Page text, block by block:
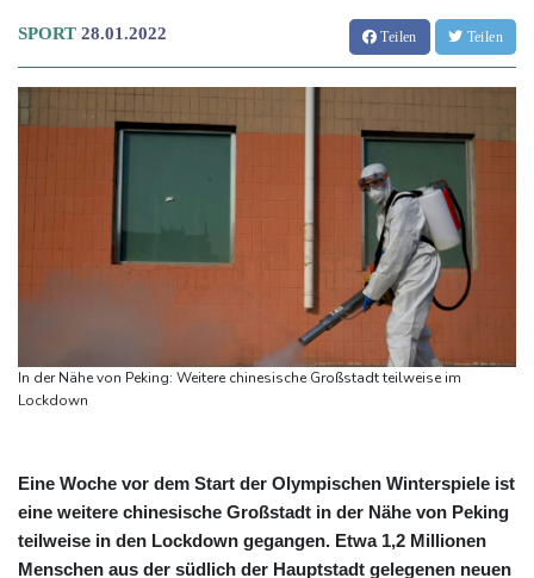
SPORT 28.01.2022 Teilen Teilen
In der Nähe von Peking: Weitere chinesische Großstadt teilweise im
Lockdown
Eine Woche vor dem Start der Olympischen Winterspiele ist
eine weitere chinesische Großstadt in der Nähe von Peking
teilweise in den Lockdown gegangen. Etwa 1,2 Millionen
Menschen aus der südlich der Hauptstadt gelegenen neuen